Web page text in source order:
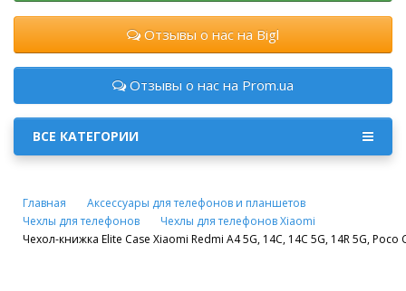
Отзывы о нас на Bigl
Отзывы о нас на Prom.ua
ВСЕ КАТЕГОРИИ
Главная
Аксессуары для телефонов и планшетов
Чехлы для телефонов
Чехлы для телефонов Xiaomi
Чехол-книжка Elite Case Xiaomi Redmi A4 5G, 14C, 14C 5G, 14R 5G,